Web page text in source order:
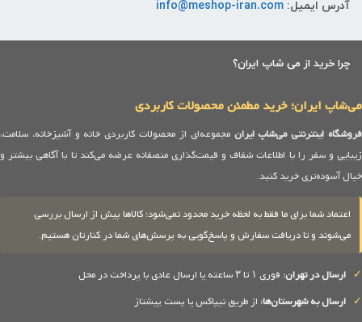
آدرس ایمیل: info@meshop-iran.com
چرا خرید از می شاپ ایران؟
می‌شاپ ایران؛ خرید مطمئن محصولات کاربردی
فروشگاه اینترنتی می‌شاپ ایران مجموعه‌ای از محصولات کاربردی خانه و آشپزخانه، سلامت،
زیبایی و سفر را با اطلاعات شفاف و قیمت‌گذاری منصفانه عرضه می‌کند تا با آگاهی بیشتر و
خیال آسوده‌تری خرید کنید.
اعتماد شما برای ما فقط به لحظه خرید محدود نمی‌شود؛ کالاها پیش از ارسال بررسی
می‌شوند و تا دریافت سفارش و پاسخ‌گویی به پرسش‌های شما در کنارتان هستیم.
✓ ارسال در تهران: فوری ۱ تا ۳ ساعته یا ارسال عادی با پرداخت در محل
✓ ارسال به شهرستان‌ها: از طریق تیپاکس یا پست پیشتاز